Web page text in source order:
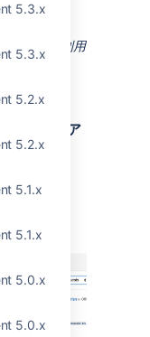
5.3.x
5.3.x
5.2.x
5.2.x
5.1.x
5.1.x
5.0.x
5.0.x
モデルで利用
できま
エストにア